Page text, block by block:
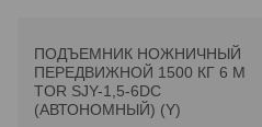
ПОДЪЕМНИК НОЖНИЧНЫЙ
ПЕРЕДВИЖНОЙ 1500 КГ 6 М
TOR SJY-1,5-6DC
(АВТОНОМНЫЙ) (Y)